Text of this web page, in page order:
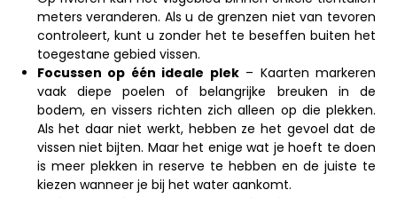
meters veranderen. Als u de grenzen niet van tevoren
controleert, kunt u zonder het te beseffen buiten het
toegestane gebied vissen.
Focussen op één ideale plek– Kaarten markeren
vaak diepe poelen of belangrijke breuken in de
bodem, en vissers richten zich alleen op die plekken.
Als het daar niet werkt, hebben ze het gevoel dat de
vissen niet bijten. Maar het enige wat je hoeft te doen
is meer plekken in reserve te hebben en de juiste te
kiezen wanneer je bij het water aankomt.